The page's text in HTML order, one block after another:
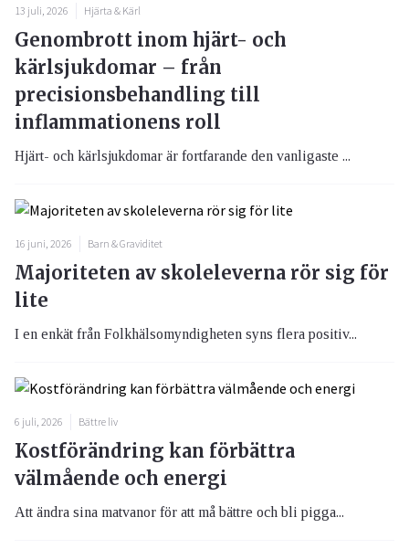
13 juli, 2026 Hjärta & Kärl
Genombrott inom hjärt- och
kärlsjukdomar – från
precisionsbehandling till
inflammationens roll
Hjärt- och kärlsjukdomar är fortfarande den vanligaste ...
16 juni, 2026 Barn & Graviditet
Majoriteten av skoleleverna rör sig för
lite
I en enkät från Folkhälsomyndigheten syns flera positiv...
6 juli, 2026 Bättre liv
Kostförändring kan förbättra
välmående och energi
Att ändra sina matvanor för att må bättre och bli pigga...